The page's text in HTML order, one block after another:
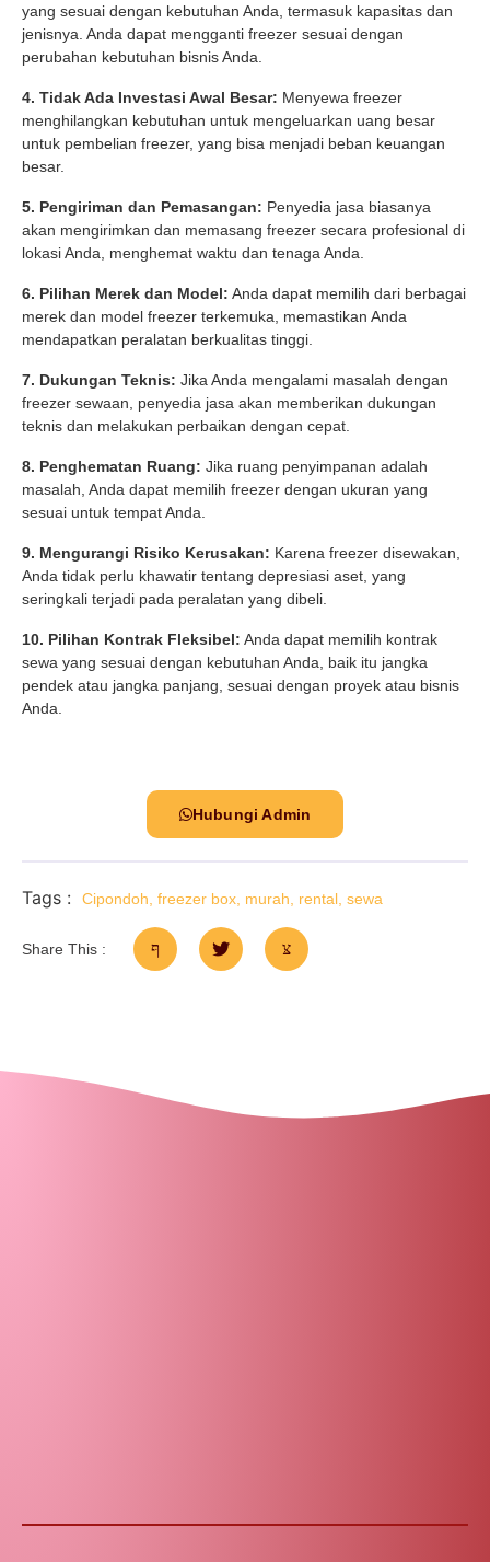
yang sesuai dengan kebutuhan Anda, termasuk kapasitas dan
jenisnya. Anda dapat mengganti freezer sesuai dengan
perubahan kebutuhan bisnis Anda.
4. Tidak Ada Investasi Awal Besar: Menyewa freezer
menghilangkan kebutuhan untuk mengeluarkan uang besar
untuk pembelian freezer, yang bisa menjadi beban keuangan
besar.
5. Pengiriman dan Pemasangan: Penyedia jasa biasanya
akan mengirimkan dan memasang freezer secara profesional di
lokasi Anda, menghemat waktu dan tenaga Anda.
6. Pilihan Merek dan Model: Anda dapat memilih dari berbagai
merek dan model freezer terkemuka, memastikan Anda
mendapatkan peralatan berkualitas tinggi.
7. Dukungan Teknis: Jika Anda mengalami masalah dengan
freezer sewaan, penyedia jasa akan memberikan dukungan
teknis dan melakukan perbaikan dengan cepat.
8. Penghematan Ruang: Jika ruang penyimpanan adalah
masalah, Anda dapat memilih freezer dengan ukuran yang
sesuai untuk tempat Anda.
9. Mengurangi Risiko Kerusakan: Karena freezer disewakan,
Anda tidak perlu khawatir tentang depresiasi aset, yang
seringkali terjadi pada peralatan yang dibeli.
10. Pilihan Kontrak Fleksibel: Anda dapat memilih kontrak
sewa yang sesuai dengan kebutuhan Anda, baik itu jangka
pendek atau jangka panjang, sesuai dengan proyek atau bisnis
Anda.
Hubungi Admin
Tags : Cipondoh freezer box murah rental sewa
Share This :